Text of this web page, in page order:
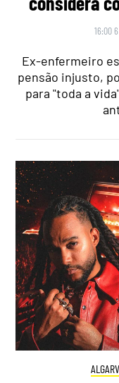
16:00
Ex-enfermeiro
pensão injusto,
para "toda a